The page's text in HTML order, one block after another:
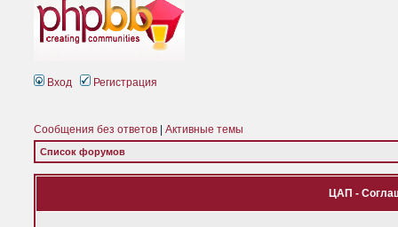
Вход Регистрация
Сообщения без ответов Активные темы
Список форумов
ЦАП -